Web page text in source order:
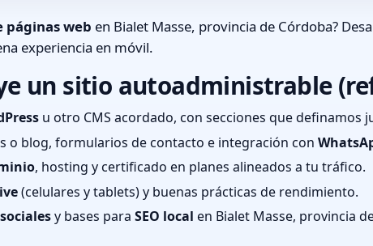
páginas web en Bialet Masse, provincia de Córdoba?
experiencia en móvil.
un sitio autoadministrable
u otro CMS acordado, con secciones que definamos
o blog, formularios de contacto e integración con
, hosting y certificado en planes alineados a tu tráfico.
(celulares y tablets) y buenas prácticas de rendimiento.
y bases para SEO local en Bialet Masse, provincia